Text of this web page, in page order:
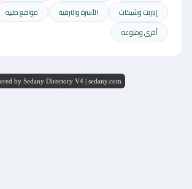
إنترنت وشبكات
الأسرة والترفيه مواقع طبيه
أخرى ومنوعه
Powered by Sedany Directory V4 | sedany.com